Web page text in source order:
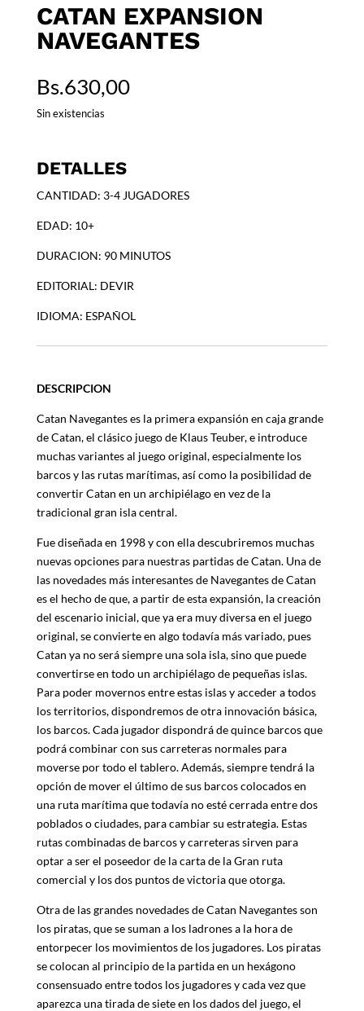
CATAN EXPANSION
NAVEGANTES
Bs.630,00
Sin existencias
DETALLES
CANTIDAD: 3-4 JUGADORES
EDAD: 10+
DURACION: 90 MINUTOS
EDITORIAL: DEVIR
IDIOMA: ESPAÑOL
DESCRIPCION
Catan Navegantes es la primera expansión en caja grande
de Catan, el clásico juego de Klaus Teuber, e introduce
muchas variantes al juego original, especialmente los
barcos y las rutas marítimas, así como la posibilidad de
convertir Catan en un archipiélago en vez de la
tradicional gran isla central.
Fue diseñada en 1998 y con ella descubriremos muchas
nuevas opciones para nuestras partidas de Catan. Una de
las novedades más interesantes de Navegantes de Catan
es el hecho de que, a partir de esta expansión, la creación
del escenario inicial, que ya era muy diversa en el juego
original, se convierte en algo todavía más variado, pues
Catan ya no será siempre una sola isla, sino que puede
convertirse en todo un archipiélago de pequeñas islas.
Para poder movernos entre estas islas y acceder a todos
los territorios, dispondremos de otra innovación básica,
los barcos. Cada jugador dispondrá de quince barcos que
podrá combinar con sus carreteras normales para
moverse por todo el tablero. Además, siempre tendrá la
opción de mover el último de sus barcos colocados en
una ruta marítima que todavía no esté cerrada entre dos
poblados o ciudades, para cambiar su estrategia. Estas
rutas combinadas de barcos y carreteras sirven para
optar a ser el poseedor de la carta de la Gran ruta
comercial y los dos puntos de victoria que otorga.
Otra de las grandes novedades de Catan Navegantes son
los piratas, que se suman a los ladrones a la hora de
entorpecer los movimientos de los jugadores. Los piratas
se colocan al principio de la partida en un hexágono
consensuado entre todos los jugadores y cada vez que
aparezca una tirada de siete en los dados del juego, el